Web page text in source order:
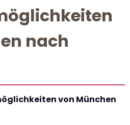
nach
von München